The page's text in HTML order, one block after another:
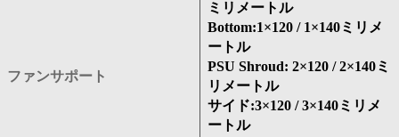
ファンサポート
ミリメートル
Bottom:1×120 / 1×140ミリメ
ートル
PSU Shroud: 2×120 / 2×140ミ
リメートル
サイド:3×120 / 3×140ミリメ
ートル